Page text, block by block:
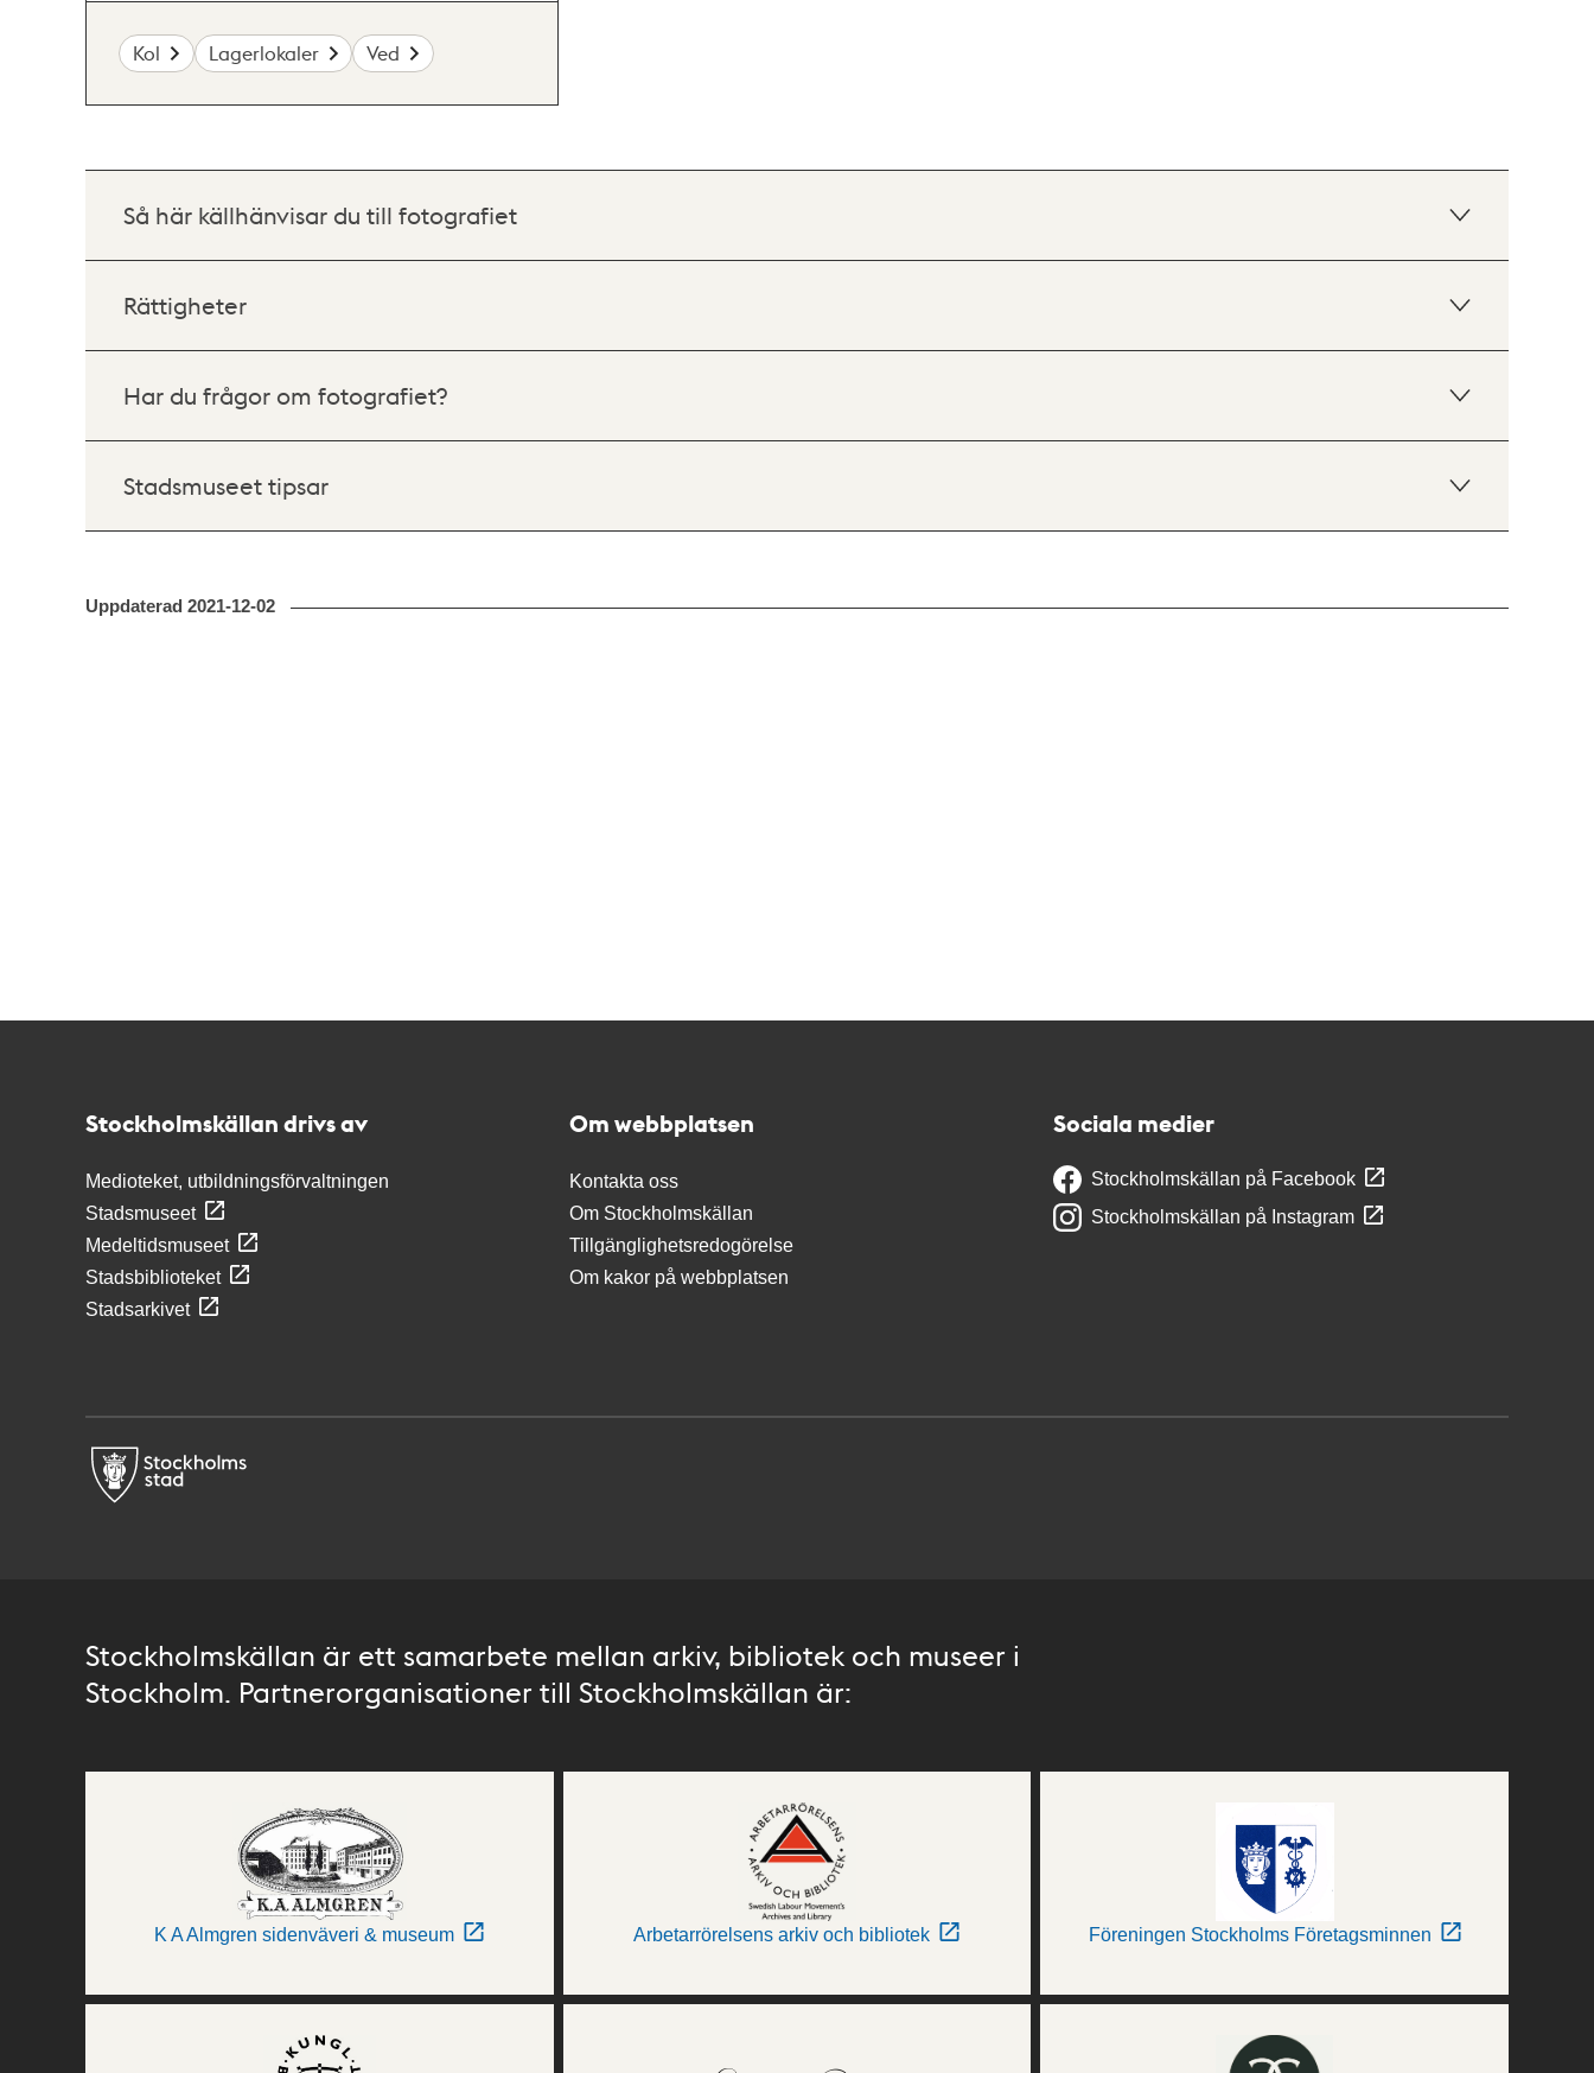
Kol Lagerlokaler Ved
Så här källhänvisar du till fotografiet
Rättigheter
Har du frågor om fotografiet?
Stadsmuseet tipsar
Uppdaterad 2021-12-02
Stockholmskällan drivs av
Medioteket, utbildningsförvaltningen
Stadsmuseet
Medeltidsmuseet
Stadsbiblioteket
Stadsarkivet
Om webbplatsen
Kontakta oss
Om Stockholmskällan
Tillgänglighetsredogörelse
Om kakor på webbplatsen
Sociala medier
Stockholmskällan på Facebook
Stockholmskällan på Instagram
Stockholmskällan är ett samarbete mellan arkiv, bibliotek och museer i
Stockholm. Partnerorganisationer till Stockholmskällan är:
K A Almgren sidenväveri & museum Arbetarrörelsens arkiv och bibliotek Föreningen Stockholms Företagsminnen